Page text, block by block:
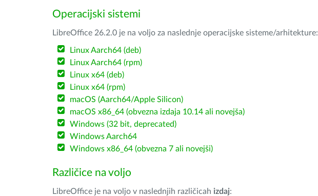
Operacijski sistemi
LibreOffice 26.2.0 je na voljo za naslednje operacijske sisteme/arhitekture:
Linux Aarch64 (deb)
Linux Aarch64 (rpm)
Linux x64 (deb)
Linux x64 (rpm)
macOS (Aarch64/Apple Silicon)
macOS x86_64 (obvezna izdaja 10.14 ali novejša)
Windows (32 bit, deprecated)
Windows Aarch64
Windows x86_64 (obvezna 7 ali novejši)
Različice na voljo
LibreOffice je na voljo v naslednjih različicah izdaj: